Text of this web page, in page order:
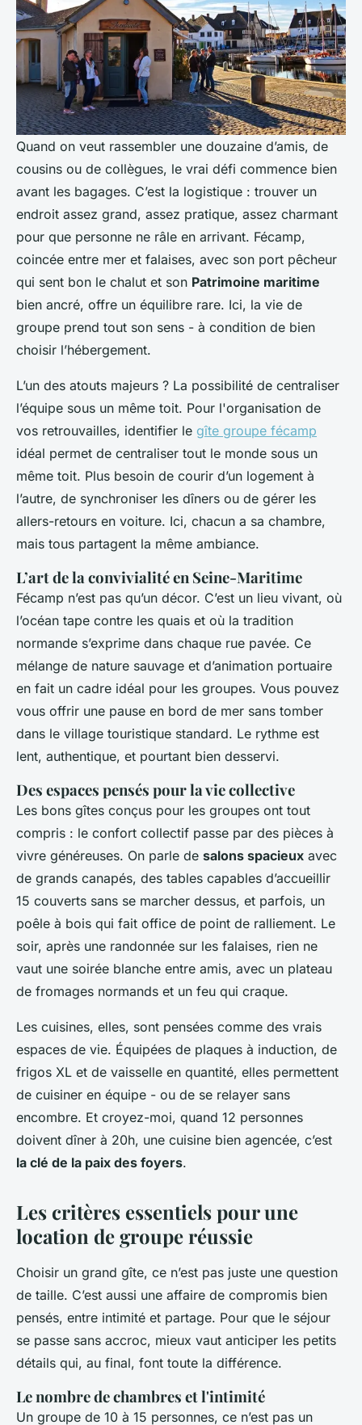
Quand on veut rassembler une douzaine d’amis, de
cousins ou de collègues, le vrai défi commence bien
avant les bagages. C’est la logistique : trouver un
endroit assez grand, assez pratique, assez charmant
pour que personne ne râle en arrivant. Fécamp,
coincée entre mer et falaises, avec son port pêcheur
qui sent bon le chalut et son Patrimoine maritime
bien ancré, offre un équilibre rare. Ici, la vie de
groupe prend tout son sens - à condition de bien
choisir l’hébergement.
L’un des atouts majeurs ? La possibilité de centraliser
l’équipe sous un même toit. Pour l'organisation de
vos retrouvailles, identifier le gîte groupe fécamp
idéal permet de centraliser tout le monde sous un
même toit. Plus besoin de courir d’un logement à
l’autre, de synchroniser les dîners ou de gérer les
allers-retours en voiture. Ici, chacun a sa chambre,
mais tous partagent la même ambiance.
L’art de la convivialité en Seine-Maritime
Fécamp n’est pas qu’un décor. C’est un lieu vivant, où
l’océan tape contre les quais et où la tradition
normande s’exprime dans chaque rue pavée. Ce
mélange de nature sauvage et d’animation portuaire
en fait un cadre idéal pour les groupes. Vous pouvez
vous offrir une pause en bord de mer sans tomber
dans le village touristique standard. Le rythme est
lent, authentique, et pourtant bien desservi.
Des espaces pensés pour la vie collective
Les bons gîtes conçus pour les groupes ont tout
compris : le confort collectif passe par des pièces à
vivre généreuses. On parle de salons spacieux avec
de grands canapés, des tables capables d’accueillir
15 couverts sans se marcher dessus, et parfois, un
poêle à bois qui fait office de point de ralliement. Le
soir, après une randonnée sur les falaises, rien ne
vaut une soirée blanche entre amis, avec un plateau
de fromages normands et un feu qui craque.
Les cuisines, elles, sont pensées comme des vrais
espaces de vie. Équipées de plaques à induction, de
frigos XL et de vaisselle en quantité, elles permettent
de cuisiner en équipe - ou de se relayer sans
encombre. Et croyez-moi, quand 12 personnes
doivent dîner à 20h, une cuisine bien agencée, c’est
la clé de la paix des foyers.
Les critères essentiels pour une
location de groupe réussie
Choisir un grand gîte, ce n’est pas juste une question
de taille. C’est aussi une affaire de compromis bien
pensés, entre intimité et partage. Pour que le séjour
se passe sans accroc, mieux vaut anticiper les petits
détails qui, au final, font toute la différence.
Le nombre de chambres et l'intimité
Un groupe de 10 à 15 personnes, ce n’est pas un